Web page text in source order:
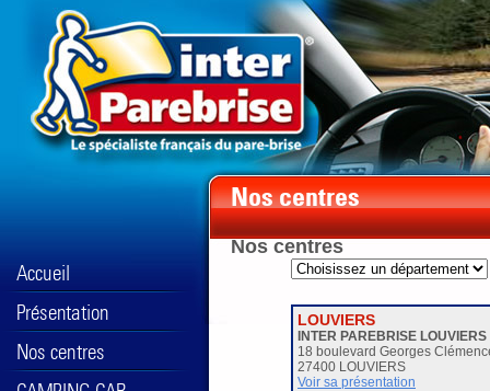
Nos centres
LOUVIERS
INTER PAREBRISE LOUVIERS
18 boulevard Georges
27400 LOUVIERS
Voir sa présentation